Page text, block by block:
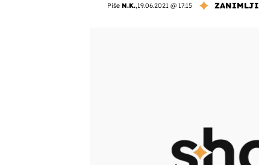
Piše N.K.,19.06.2021 @ 17:15